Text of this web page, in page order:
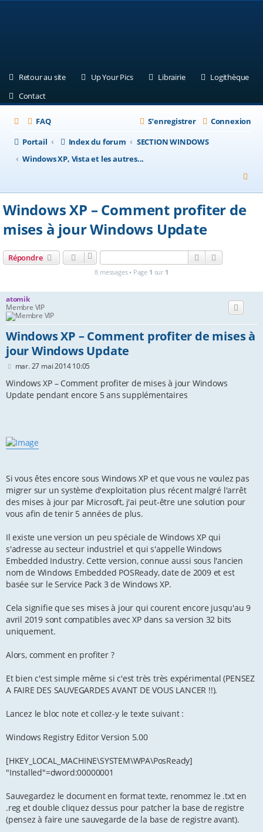
Retour au site(Ouvre un nouvel onglet)
Up Your Pics(Ouvre un nouvel onglet)
Librairie(Ouvre un nouvel
Logithèque
Contact(Ouvre un nouvel onglet)
FAQ Connexion
S’enregistrer
Portail
Index du forum
SECTION WINDOWS
Windows XP, Vista et les autres...
e
h
r
Windows XP – Comment profiter de
mises à jour Windows Update
Répondre Rechercher
8 messages • Page 1 sur 1
atomik
Membre VIP
Windows XP – Comment profiter de mises à
jour Windows Update
M
s
a
mar. 27 mai 2014 10:05
Windows XP – Comment profiter de mises à jour Windows
Update pendant encore 5 ans supplémentaires
Si vous êtes encore sous Windows XP et que vous ne voulez pas
migrer sur un système d'exploitation plus récent malgré l'arrêt
des mises à jour par Microsoft, j'ai peut-être une solution pour
vous afin de tenir 5 années de plus.
Il existe une version un peu spéciale de Windows XP qui
s'adresse au secteur industriel et qui s'appelle Windows
Embedded Industry. Cette version, connue aussi sous l'ancien
nom de Windows Embedded POSReady, date de 2009 et est
basée sur le Service Pack 3 de Windows XP.
Cela signifie que ses mises à jour qui courent encore jusqu'au 9
avril 2019 sont compatibles avec XP dans sa version 32 bits
uniquement.
Alors, comment en profiter ?
Et bien c'est simple même si c'est très très expérimental (PENSEZ
A FAIRE DES SAUVEGARDES AVANT DE VOUS LANCER !!).
Lancez le bloc note et collez-y le texte suivant :
Windows Registry Editor Version 5.00
[HKEY_LOCAL_MACHINE\SYSTEM\WPA\PosReady]
"Installed"=dword:00000001
Sauvegardez le document en format texte, renommez le .txt en
.reg et double cliquez dessus pour patcher la base de registre
(pensez à faire une sauvegarde de la base de registre avant).